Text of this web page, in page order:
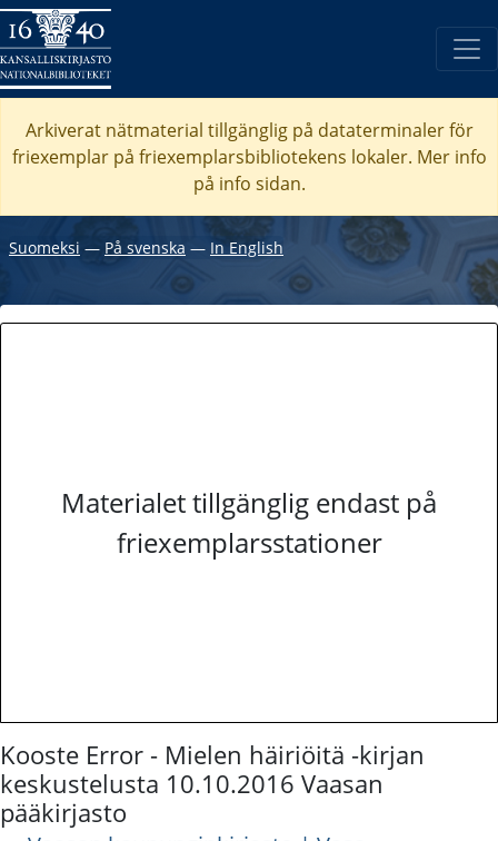
Arkiverat nätmaterial tillgänglig på dataterminaler för
friexemplar på friexemplarsbibliotekens lokaler. Mer info
på info sidan.
Suomeksi ― På svenska ― In English
Materialet tillgänglig endast på
friexemplarsstationer
Kooste Error - Mielen häiriöitä -kirjan
keskustelusta 10.10.2016 Vaasan
pääkirjasto